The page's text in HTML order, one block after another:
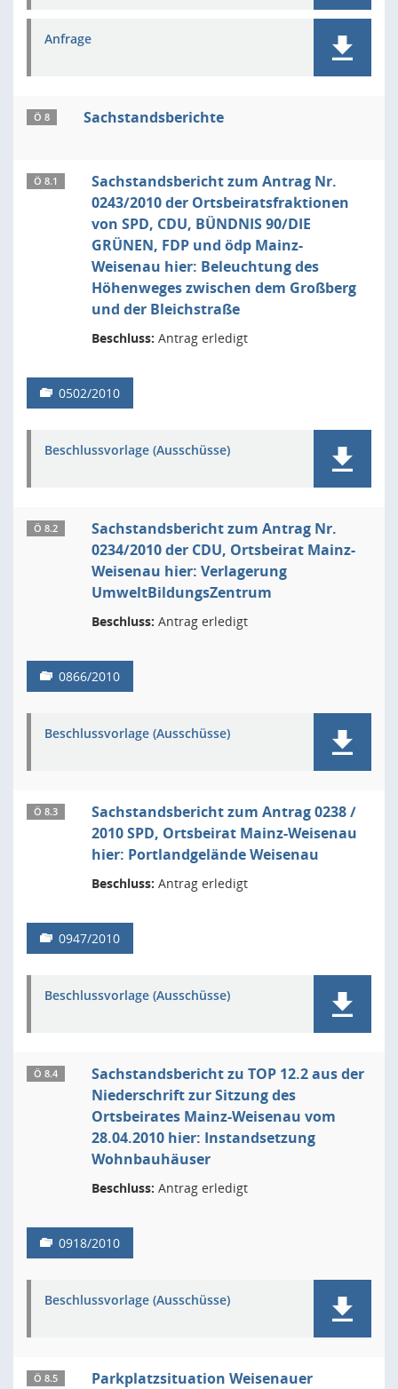
Anfrage
Ö 8 Sachstandsberichte
Ö 8.1
Sachstandsbericht zum Antrag Nr.
0243/2010 der Ortsbeiratsfraktionen
von SPD, CDU, BÜNDNIS 90/DIE
GRÜNEN, FDP und ödp Mainz-
Weisenau hier: Beleuchtung des
Höhenweges zwischen dem Großberg
und der Bleichstraße
Beschluss: Antrag erledigt
0502/2010
Beschlussvorlage (Ausschüsse)
Ö 8.2
Sachstandsbericht zum Antrag Nr.
0234/2010 der CDU, Ortsbeirat Mainz-
Weisenau hier: Verlagerung
UmweltBildungsZentrum
Beschluss: Antrag erledigt
0866/2010
Beschlussvorlage (Ausschüsse)
Ö 8.3
Sachstandsbericht zum Antrag 0238 /
2010 SPD, Ortsbeirat Mainz-Weisenau
hier: Portlandgelände Weisenau
Beschluss: Antrag erledigt
0947/2010
Beschlussvorlage (Ausschüsse)
Ö 8.4
Sachstandsbericht zu TOP 12.2 aus der
Niederschrift zur Sitzung des
Ortsbeirates Mainz-Weisenau vom
28.04.2010 hier: Instandsetzung
Wohnbauhäuser
Beschluss: Antrag erledigt
0918/2010
Beschlussvorlage (Ausschüsse)
Ö 8.5
Parkplatzsituation Weisenauer